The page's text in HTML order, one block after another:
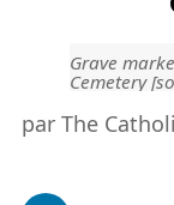
Grave
Cemetery
par The